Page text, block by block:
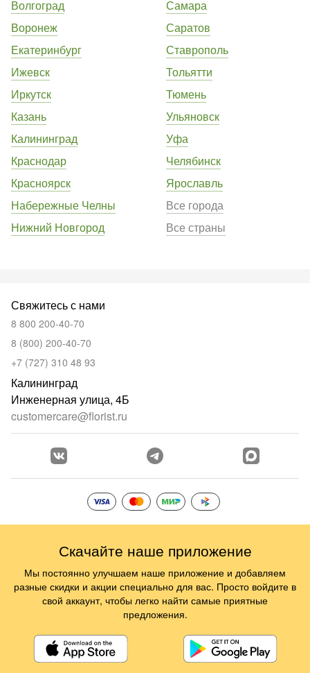
Волгоград
Воронеж
Екатеринбург
Ижевск
Иркутск
Казань
Калининград
Краснодар
Красноярск
Набережные Челны
Нижний Новгород
Самара
Саратов
Ставрополь
Тольятти
Тюмень
Ульяновск
Уфа
Челябинск
Ярославль
Все города
Все страны
Свяжитесь с нами
8 800 200-40-70
8 (800) 200-40-70
+7 (727) 310 48 93
Калининград
Инженерная улица, 4Б
customercare@florist.ru
Скачайте наше приложение
Мы постоянно улучшаем наше приложение и добавляем
разные скидки и акции специально для вас. Просто войдите в
свой аккаунт, чтобы легко найти самые приятные
предложения.